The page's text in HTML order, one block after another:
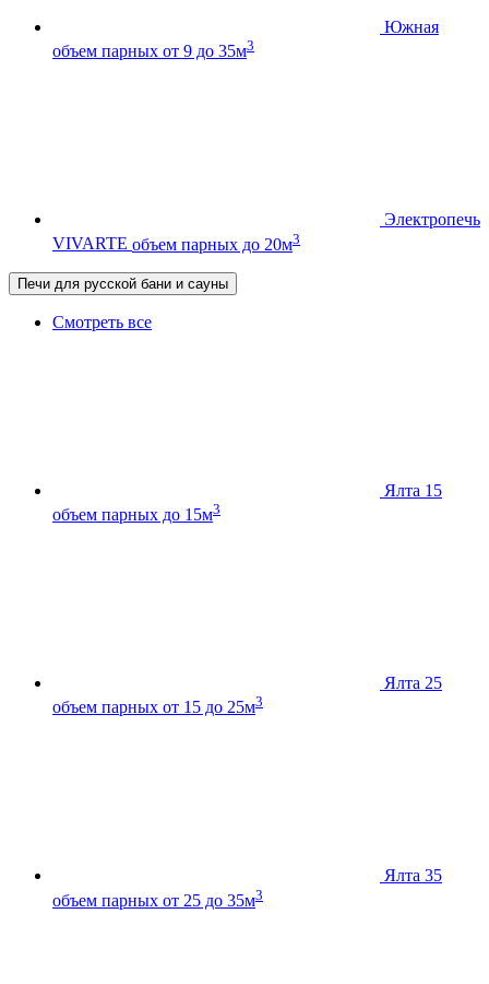
Южная
объем парных от 9 до 35м3
Электропечь
VIVARTE объем парных до 20м3
Печи для русской бани и сауны
Смотреть все
Ялта 15
объем парных до 15м3
Ялта 25
объем парных от 15 до 25м3
Ялта 35
объем парных от 25 до 35м3